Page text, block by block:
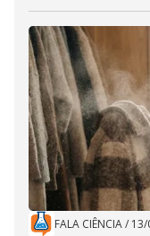
FALA CIÊNCIA/